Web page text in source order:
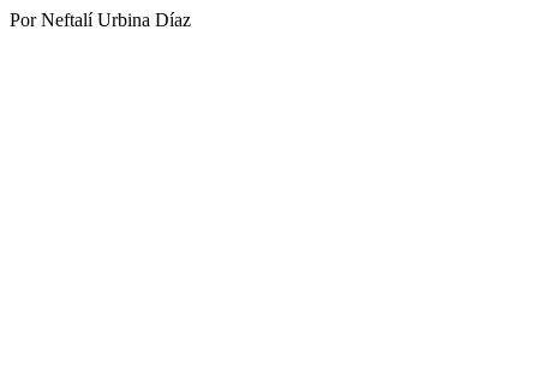
Por Neftalí Urbina Díaz